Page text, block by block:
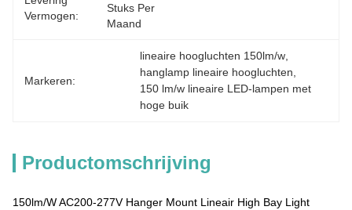
Vermogen:
Stuks Per
Maand
Markeren:
lineaire hoogluchten 150lm/w
hanglamp lineaire hoogluchten
150 lm/w lineaire LED-lampen met
hoge buik
Productomschrijving
150lm/W AC200-277V Hanger Mount Lineair High Bay Light